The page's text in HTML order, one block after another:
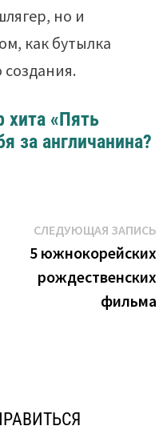
но и
как бутылка
создания.
хита «Пять
за англичанина?
СЛЕДУЮЩАЯ ЗАПИСЬ
5 южнокорейских
рождественских
фильма